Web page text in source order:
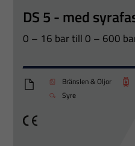
DS 5 - med
0 – 16 bar till 0 – 600
DS5_Eng
Bränslen & Oljor
Syre
CE